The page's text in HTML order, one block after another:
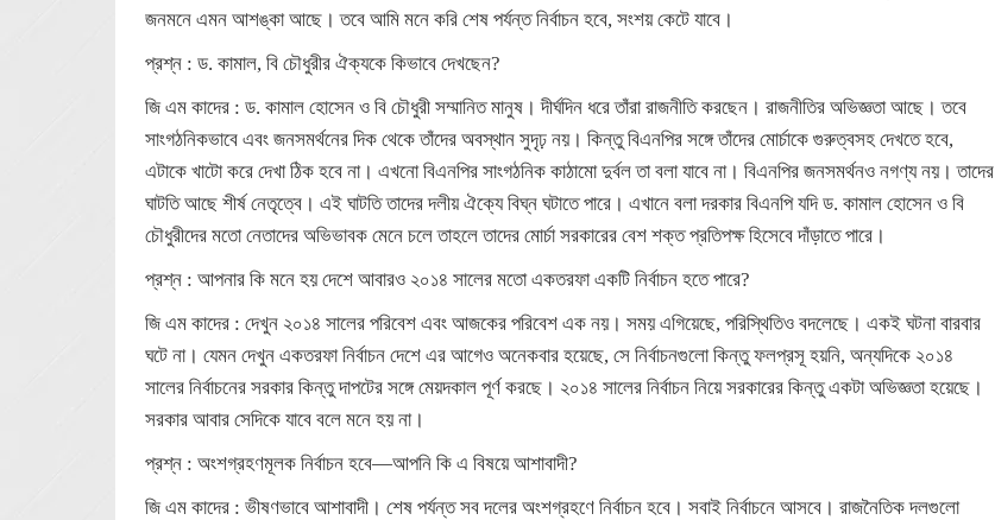
জনমনে এমন আশঙ্কা আছে। তবে আমি মনে করি শেষ পর্যন্ত নির্বাচন হবে, সংশয় কেটে যাবে।
প্রশ্ন : ড. কামাল, বি চৌধুরীর ঐক্যকে কিভাবে দেখছেন?
জি এম কাদের : ড. কামাল হোসেন ও বি চৌধুরী সম্মানিত মানুষ। দীর্ঘদিন ধরে তাঁরা রাজনীতি করছেন। রাজনীতির অভিজ্ঞতা আছে। তবে
সাংগঠনিকভাবে এবং জনসমর্থনের দিক থেকে তাঁদের অবস্থান সুদৃঢ় নয়। কিন্তু বিএনপির সঙ্গে তাঁদের মোর্চাকে গুরুত্বসহ দেখতে হবে,
এটাকে খাটো করে দেখা ঠিক হবে না। এখনো বিএনপির সাংগঠনিক কাঠামো দুর্বল তা বলা যাবে না। বিএনপির জনসমর্থনও নগণ্য নয়। তাদের
ঘাটতি আছে শীর্ষ নেতৃত্বে। এই ঘাটতি তাদের দলীয় ঐক্যে বিঘ্ন ঘটাতে পারে। এখানে বলা দরকার বিএনপি যদি ড. কামাল হোসেন ও বি
চৌধুরীদের মতো নেতাদের অভিভাবক মেনে চলে তাহলে তাদের মোর্চা সরকারের বেশ শক্ত প্রতিপক্ষ হিসেবে দাঁড়াতে পারে।
প্রশ্ন : আপনার কি মনে হয় দেশে আবারও ২০১৪ সালের মতো একতরফা একটি নির্বাচন হতে পারে?
জি এম কাদের : দেখুন ২০১৪ সালের পরিবেশ এবং আজকের পরিবেশ এক নয়। সময় এগিয়েছে, পরিস্থিতিও বদলেছে। একই ঘটনা বারবার
ঘটে না। যেমন দেখুন একতরফা নির্বাচন দেশে এর আগেও অনেকবার হয়েছে, সে নির্বাচনগুলো কিন্তু ফলপ্রসূ হয়নি, অন্যদিকে ২০১৪
সালের নির্বাচনের সরকার কিন্তু দাপটের সঙ্গে মেয়দকাল পূর্ণ করছে। ২০১৪ সালের নির্বাচন নিয়ে সরকারের কিন্তু একটা অভিজ্ঞতা হয়েছে।
সরকার আবার সেদিকে যাবে বলে মনে হয় না।
প্রশ্ন : অংশগ্রহণমূলক নির্বাচন হবে—আপনি কি এ বিষয়ে আশাবাদী?
জি এম কাদের : ভীষণভাবে আশাবাদী। শেষ পর্যন্ত সব দলের অংশগ্রহণে নির্বাচন হবে। সবাই নির্বাচনে আসবে। রাজনৈতিক দলগুলো